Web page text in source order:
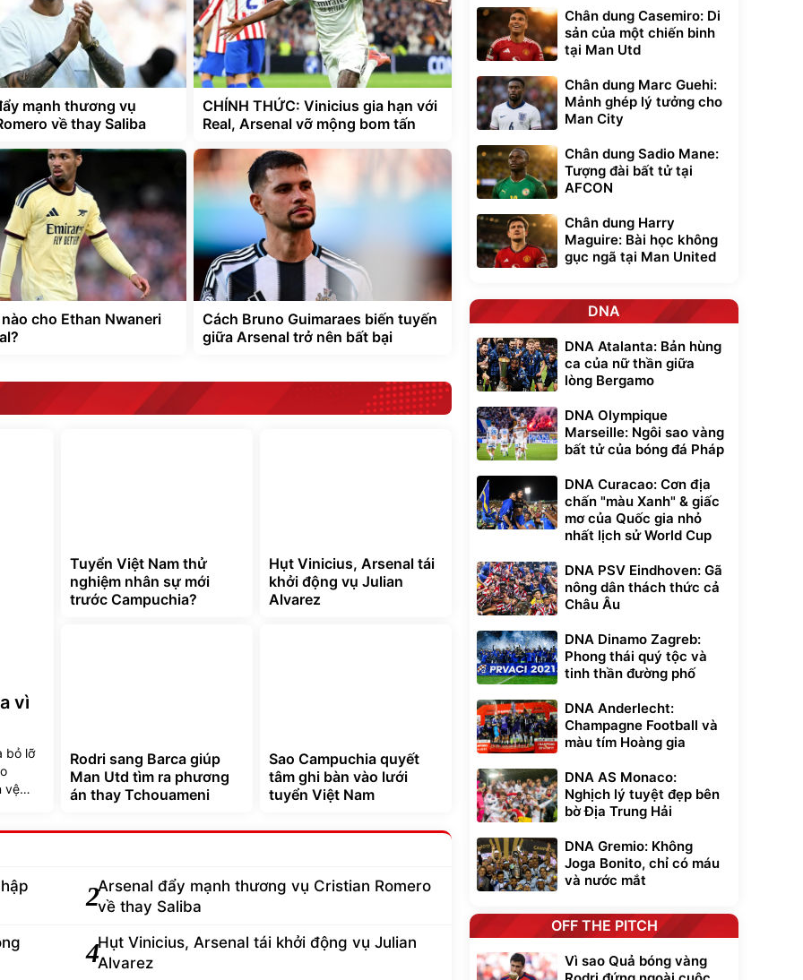
mạnh thương vụ
về thay Saliba
CHÍNH THỨC: Vinicius gia hạn với
Real, Arsenal vỡ mộng bom tấn
cho Ethan Nwaneri
Cách Bruno Guimaraes biến tuyến
giữa Arsenal trở nên bất bại
vì
bỏ lỡ
vệ
Tuyển Việt Nam thử
nghiệm nhân sự mới
trước Campuchia?
Hụt Vinicius, Arsenal tái
khởi động vụ Julian
Alvarez
Rodri sang Barca giúp
Man Utd tìm ra phương
án thay Tchouameni
Sao Campuchia quyết
tâm ghi bàn vào lưới
tuyển Việt Nam
2Arsenal đẩy mạnh thương vụ Cristian Romero
về thay Saliba
4Hụt Vinicius, Arsenal tái khởi động vụ Julian
Alvarez
Chân dung Casemiro: Di
sản của một chiến binh
tại Man Utd
Chân dung Marc Guehi:
Mảnh ghép lý tưởng cho
Man City
Chân dung Sadio Mane:
Tượng đài bất tử tại
AFCON
Chân dung Harry
Maguire: Bài học không
gục ngã tại Man United
DNA
DNA Atalanta: Bản hùng
ca của nữ thần giữa
lòng Bergamo
DNA Olympique
Marseille: Ngôi sao vàng
bất tử của bóng đá Pháp
DNA Curacao: Cơn địa
chấn "màu Xanh" & giấc
mơ của Quốc gia nhỏ
nhất lịch sử World Cup
DNA PSV Eindhoven: Gã
nông dân thách thức cả
Châu Âu
DNA Dinamo Zagreb:
Phong thái quý tộc và
tinh thần đường phố
DNA Anderlecht:
Champagne Football và
màu tím Hoàng gia
DNA AS Monaco:
Nghịch lý tuyệt đẹp bên
bờ Địa Trung Hải
DNA Gremio: Không
Joga Bonito, chỉ có máu
và nước mắt
OFF THE PITCH
Vì sao Quả bóng vàng